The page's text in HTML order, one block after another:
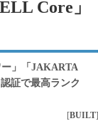
Core」
」「JAKARTA
証で最高ランク
[BUILT]